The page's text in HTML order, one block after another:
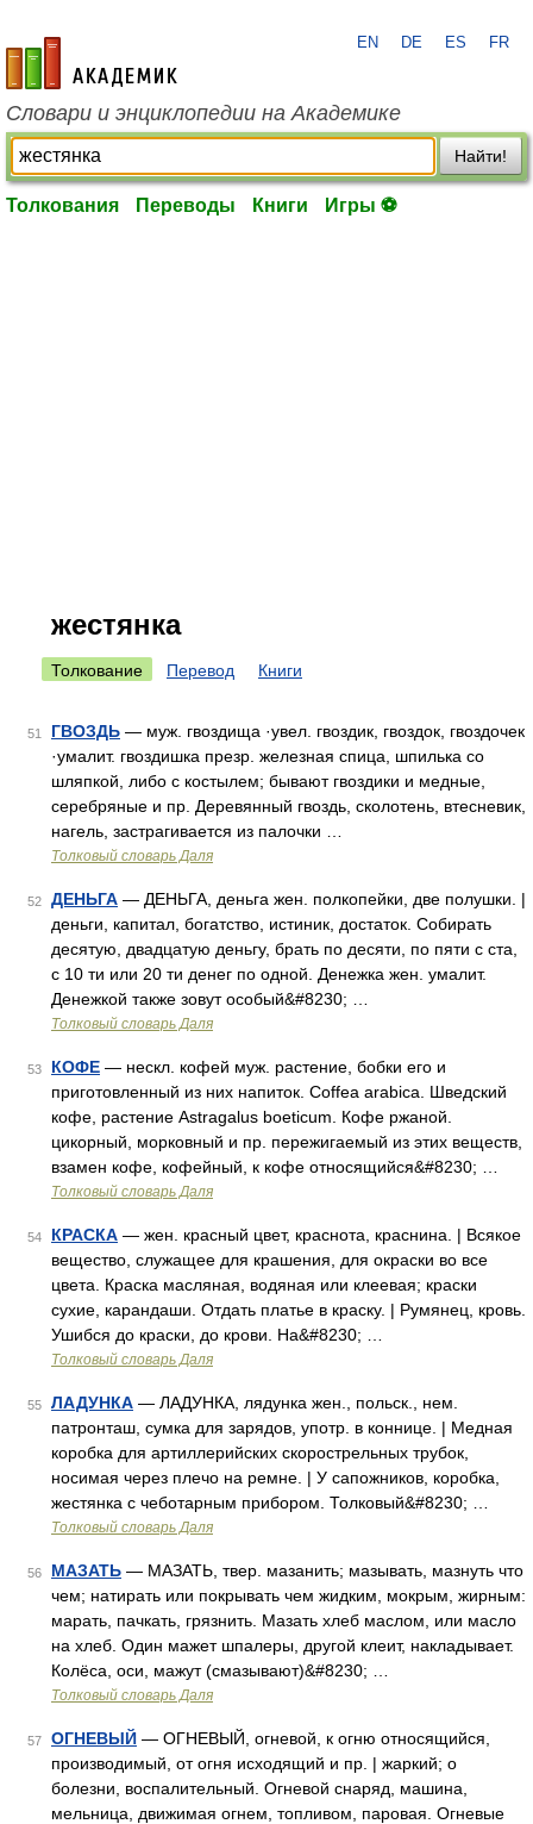
academic.ru
EN DE ES FR
Словари и энциклопедии на Академике
Найти!
Толкования Переводы Книги Игры ⚽
жестянка
Толкование Перевод Книги
51 ГВОЗДЬ — муж. гвоздища ·увел. гвоздик, гвоздок, гвоздочек
·умалит. гвоздишка презр. железная спица, шпилька со
шляпкой, либо с костылем; бывают гвоздики и медные,
серебряные и пр. Деревянный гвоздь, сколотень, втесневик,
нагель, застрагивается из палочки …
Толковый словарь Даля
52 ДЕНЬГА — ДЕНЬГА, деньга жен. полкопейки, две полушки. |
деньги, капитал, богатство, истиник, достаток. Собирать
десятую, двадцатую деньгу, брать по десяти, по пяти с ста,
с 10 ти или 20 ти денег по одной. Денежка жен. умалит.
Денежкой также зовут особый&#8230; …
Толковый словарь Даля
53 КОФЕ — нескл. кофей муж. растение, бобки его и
приготовленный из них напиток. Coffea arabica. Шведский
кофе, растение Astragalus boeticum. Кофе ржаной.
цикорный, морковный и пр. пережигаемый из этих веществ,
взамен кофе, кофейный, к кофе относящийся&#8230; …
Толковый словарь Даля
54 КРАСКА — жен. красный цвет, краснота, краснина. | Всякое
вещество, служащее для крашения, для окраски во все
цвета. Краска масляная, водяная или клеевая; краски
сухие, карандаши. Отдать платье в краску. | Румянец, кровь.
Ушибся до краски, до крови. На&#8230; …
Толковый словарь Даля
55 ЛАДУНКА — ЛАДУНКА, лядунка жен., польск., нем.
патронташ, сумка для зарядов, употр. в коннице. | Медная
коробка для артиллерийских скорострельных трубок,
носимая через плечо на ремне. | У сапожников, коробка,
жестянка с чеботарным прибором. Толковый&#8230; …
Толковый словарь Даля
56 МАЗАТЬ — МАЗАТЬ, твер. мазанить; мазывать, мазнуть что
чем; натирать или покрывать чем жидким, мокрым, жирным:
марать, пачкать, грязнить. Мазать хлеб маслом, или масло
на хлеб. Один мажет шпалеры, другой клеит, накладывает.
Колёса, оси, мажут (смазывают)&#8230; …
Толковый словарь Даля
57 ОГНЕВЫЙ — ОГНЕВЫЙ, огневой, к огню относящийся,
производимый, от огня исходящий и пр. | жаркий; о
болезни, воспалительный. Огневой снаряд, машина,
мельница, движимая огнем, топливом, паровая. Огневые